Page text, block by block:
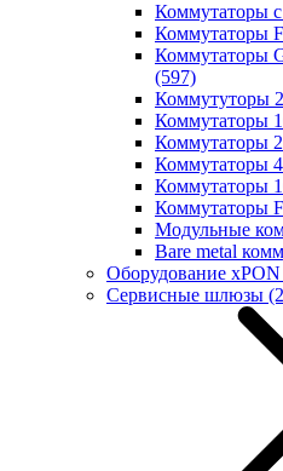
Коммутаторы
Коммутаторы
Коммутаторы
(597)
Коммутуторы
Коммутаторы
Коммутаторы
Коммутаторы
Коммутаторы
Коммутаторы
Модульные
Bare metal
Оборудование xPON
Сервисные шлюзы